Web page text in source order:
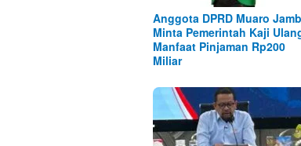
Anggota DPRD Muaro
Minta Pemerintah Kaji
Manfaat Pinjaman Rp200
Miliar